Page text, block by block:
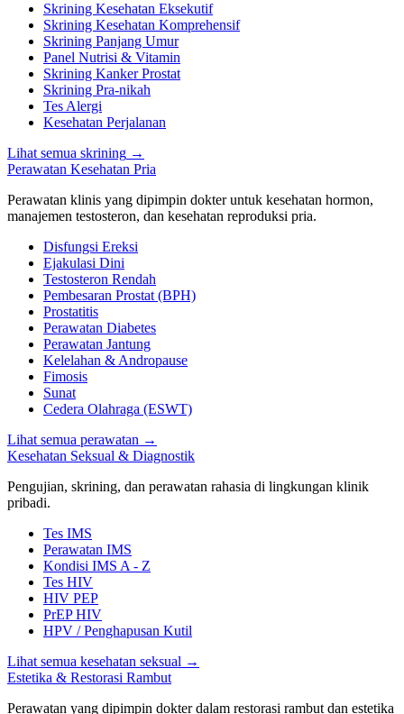
Skrining Kesehatan Eksekutif
Skrining Kesehatan Komprehensif
Skrining Panjang Umur
Panel Nutrisi & Vitamin
Skrining Kanker Prostat
Skrining Pra-nikah
Tes Alergi
Kesehatan Perjalanan
Lihat semua skrining →
Perawatan Kesehatan Pria
Perawatan klinis yang dipimpin dokter untuk kesehatan hormon,
manajemen testosteron, dan kesehatan reproduksi pria.
Disfungsi Ereksi
Ejakulasi Dini
Testosteron Rendah
Pembesaran Prostat (BPH)
Prostatitis
Perawatan Diabetes
Perawatan Jantung
Kelelahan & Andropause
Fimosis
Sunat
Cedera Olahraga (ESWT)
Lihat semua perawatan →
Kesehatan Seksual & Diagnostik
Pengujian, skrining, dan perawatan rahasia di lingkungan klinik
pribadi.
Tes IMS
Perawatan IMS
Kondisi IMS A - Z
Tes HIV
HIV PEP
PrEP HIV
HPV / Penghapusan Kutil
Lihat semua kesehatan seksual →
Estetika & Restorasi Rambut
Perawatan yang dipimpin dokter dalam restorasi rambut dan estetika